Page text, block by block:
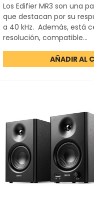
Los Edifier MR3 son una
que destacan por su
a 40 kHz. Además, está
resolución, compatible...
AÑADIR AL